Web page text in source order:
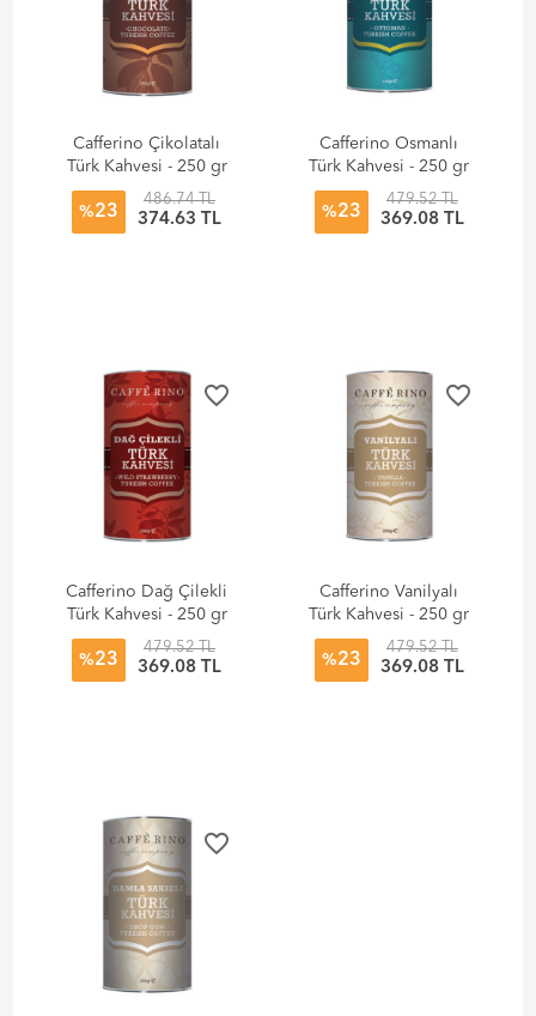
Cafferino Çikolatalı
Türk Kahvesi - 250 gr
%23
486.74 TL
374.63 TL
Cafferino Osmanlı
Türk Kahvesi - 250 gr
%23
479.52 TL
369.08 TL
favorite_border
Cafferino Dağ Çilekli
Türk Kahvesi - 250 gr
%23
479.52 TL
369.08 TL
favorite_border
Cafferino Vanilyalı
Türk Kahvesi - 250 gr
%23
479.52 TL
369.08 TL
favorite_border